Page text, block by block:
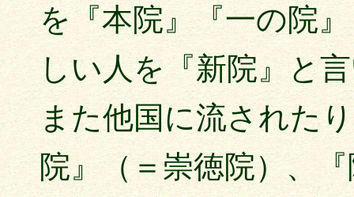
を『本院』『一の院
しい人を『新院』と
また他国に流された
院』（＝崇徳院）、